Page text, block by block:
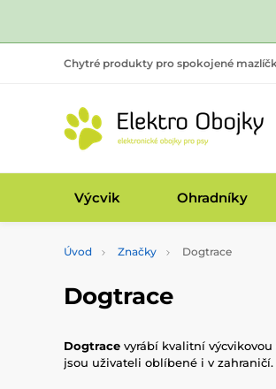
Chytré produkty pro spokojené
Výcvik Ohradníky
Úvod Značky Dogtrace
Dogtrace
Dogtrace vyrábí kvalitní
jsou uživateli oblíbené i v